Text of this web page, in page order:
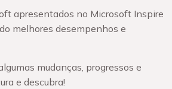
apresentados no Microsoft Inspire
melhores desempenhos e
mudanças, progressos e
e descubra!